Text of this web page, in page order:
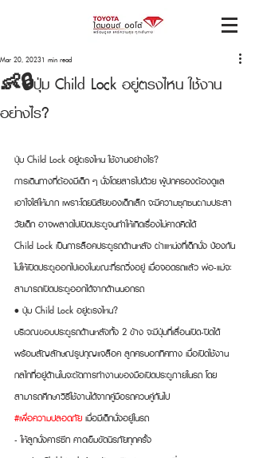
👶🔒ปุ่ม Child Lock อยู่ตรงไหน ใช้งาน
อย่างไร?
Mar 20, 20231 min read
ปุ่ม Child Lock อยู่ตรงไหน ใช้งานอย่างไร?
การเดินทางที่ต้องมีเด็ก ๆ นั่งโดยสารไปด้วย ผู้ปกครองต้องดูแล
เอาใจใส่ให้มาก เพราะโดยนิสัยของเด็กเล็ก จะมีความซุกซนตามประสา
วัยเด็ก อาจพลาดไปเปิดประตูจนทำให้เกิดเรื่องไม่คาดคิดได้
Child Lock เป็นการล็อคประตูรถด้านหลัง ตำแหน่งที่เด็กนั่ง ป้องกัน
ไม่ให้เปิดประตูออกไปเองในขณะที่รถวิ่งอยู่ เมื่อจอดรถแล้ว พ่อ-แม่จะ
สามารถเปิดประตูออกได้จากด้านนอกรถ
• ปุ่ม Child Lock อยู่ตรงไหน?
บริเวณขอบประตูรถด้านหลังทั้ง 2 ข้าง จะมีปุ่มที่เลื่อนเปิด-ปิดได้
พร้อมสัญลักษณ์รูปกุญแจล็อค ลูกศรบอกทิศทาง เมื่อเปิดใช้งาน
กลไกที่อยู่ด้านในจะตัดการทำงานของมือเปิดประตูภายในรถ โดย
สามารถศึกษาวิธีใช้งานได้จากคู่มือรถควบคู่กันไป
#เพื่อความปลอดภัย เมื่อมีเด็กนั่งอยู่ในรถ
- ให้ลูกนั่งคาร์ซีท คาดเข็มขัดนิรภัยทุกครั้ง